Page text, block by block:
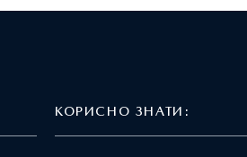
КОРИСНО ЗНАТИ: